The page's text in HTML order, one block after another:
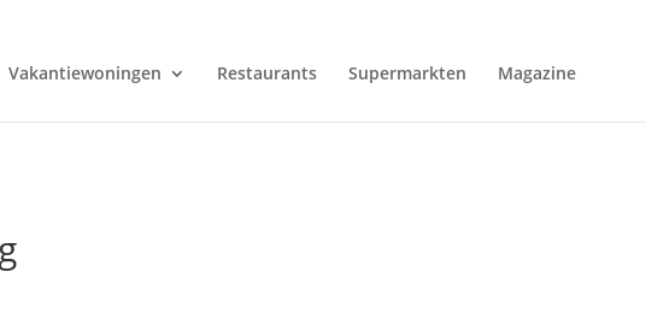
Vakantiewoningen Restaurants Supermarkten Magazine